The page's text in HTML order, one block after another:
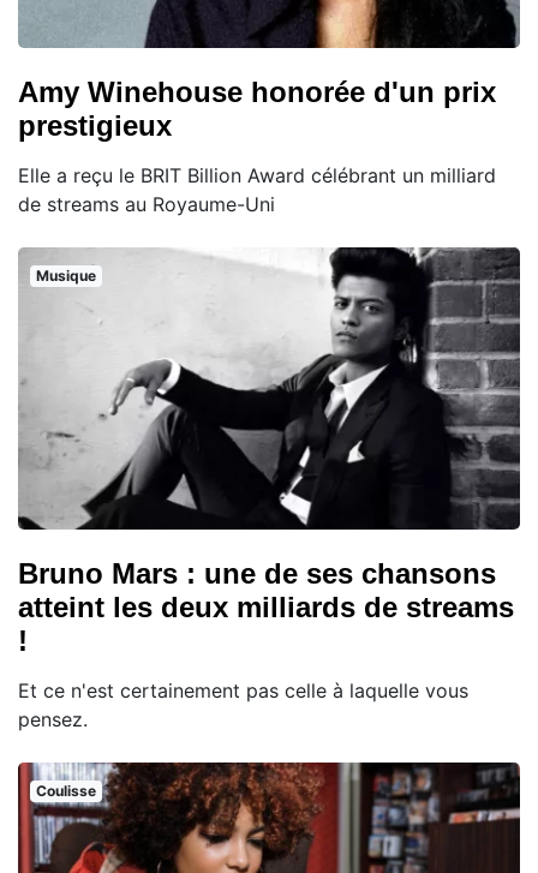
Amy Winehouse honorée d'un prix
prestigieux
Elle a reçu le BRIT Billion Award célébrant un milliard
de streams au Royaume-Uni
Musique
Bruno Mars : une de ses chansons
atteint les deux milliards de streams
!
Et ce n'est certainement pas celle à laquelle vous
pensez.
Coulisse